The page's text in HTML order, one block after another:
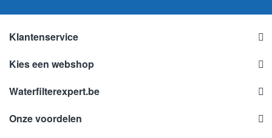
Klantenservice
Kies een webshop
Waterfilterexpert.be
Onze voordelen